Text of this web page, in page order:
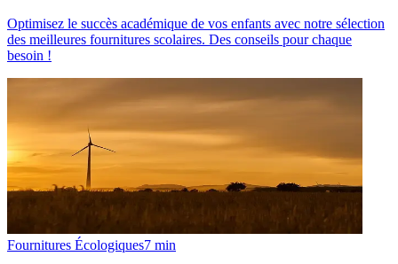
Optimisez le succès académique de vos enfants avec notre sélection
des meilleures fournitures scolaires. Des conseils pour chaque
besoin !
Fournitures Écologiques7 min